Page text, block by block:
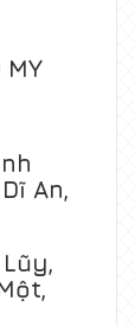
MY
An,